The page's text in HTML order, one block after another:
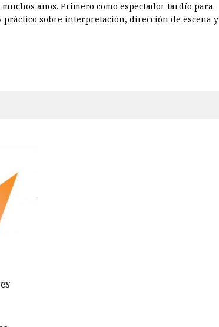
años. Primero como espectador tardío para
sobre interpretación, dirección de escena y